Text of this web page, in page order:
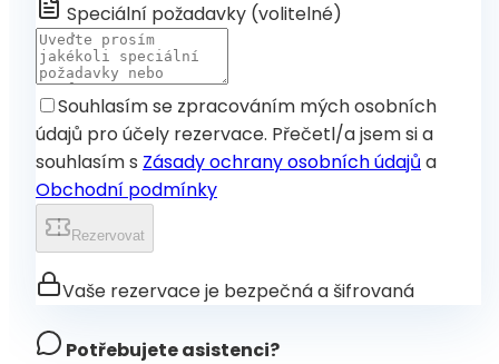
Speciální požadavky (volitelné)
Souhlasím se zpracováním mých osobních
údajů pro účely rezervace. Přečetl/a jsem si a
souhlasím s Zásady ochrany osobních údajů a
Obchodní podmínky
Rezervovat
Vaše rezervace je bezpečná a šifrovaná
Potřebujete asistenci?